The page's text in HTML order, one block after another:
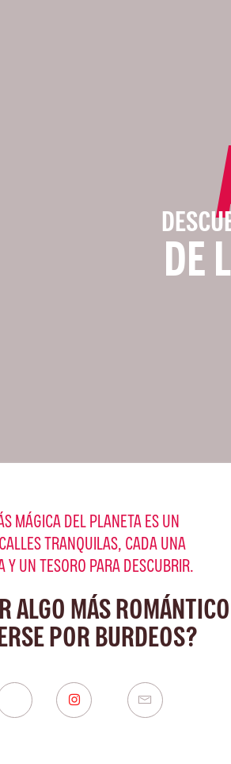
DE
MÁGICA DEL PLANETA ES UN
TRANQUILAS, CADA UNA
Y UN TESORO PARA DESCUBRIR.
ALGO MÁS ROMÁNTICO
POR BURDEOS?